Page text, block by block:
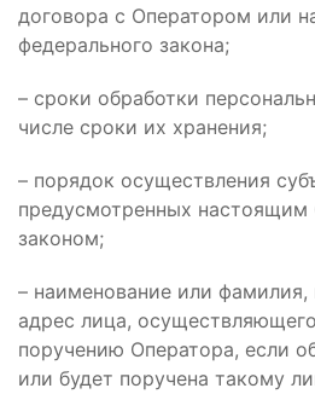
договора с Оператором или
федерального закона;
– сроки обработки
числе сроки их хранения;
– порядок осуществления
предусмотренных
законом;
– наименование или фамилия,
адрес лица,
поручению Оператора, если
или будет поручена такому